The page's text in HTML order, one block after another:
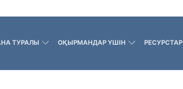
ТУРАЛЫ ОҚЫРМАНДАР ҮШІН РЕСУРСТАР